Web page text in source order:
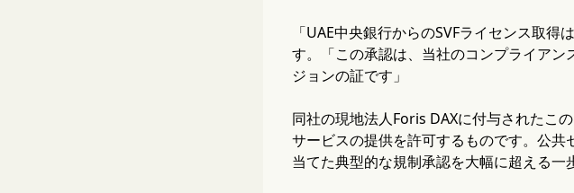
「UAE中央銀行からのSVFライセンス取
す。「この承認は、当社のコンプライア
ジョンの証です」
同社の現地法人Foris DAXに付与されたこ
サービスの提供を許可するものです。公
当てた典型的な規制承認を大幅に超える一